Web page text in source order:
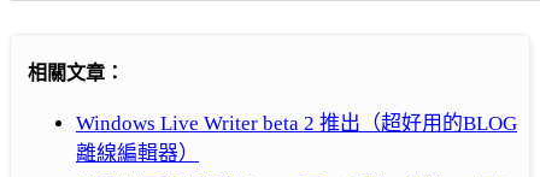
相關文章：
Windows Live Writer beta 2 推出（超好用的BLOG
離線編輯器）